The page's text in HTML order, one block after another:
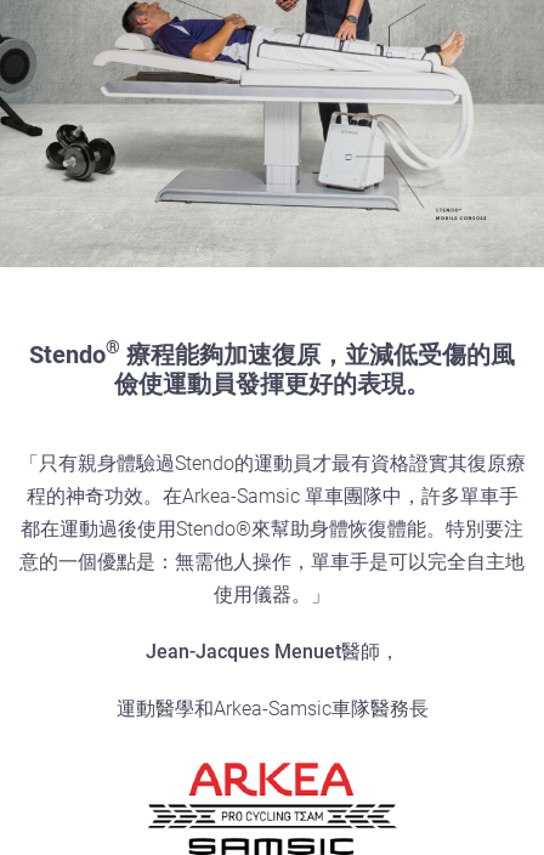
Stendo® 療程能夠加速復原，並減低受傷的風
儉使運動員發揮更好的表現。
「只有親身體驗過Stendo的運動員才最有資格證實其復原療
程的神奇功效。在Arkea-Samsic 單車團隊中，許多單車手
都在運動過後使用Stendo®來幫助身體恢復體能。特別要注
意的一個優點是：無需他人操作，單車手是可以完全自主地
使用儀器。」
Jean-Jacques Menuet醫師，
運動醫學和Arkea-Samsic車隊醫務長